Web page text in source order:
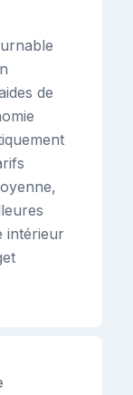
de
intérieur